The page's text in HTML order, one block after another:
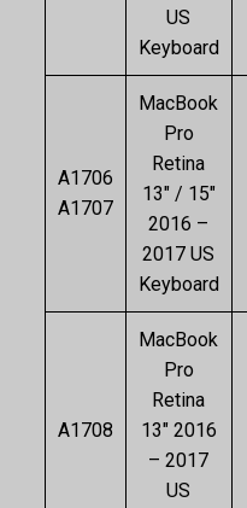
US
Keyboard
A1706
A1707
MacBook
Pro
Retina
13″ / 15″
2016 –
2017 US
Keyboard
A1708
MacBook
Pro
Retina
13″ 2016
– 2017
US